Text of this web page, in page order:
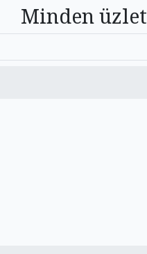
Minden üzlet